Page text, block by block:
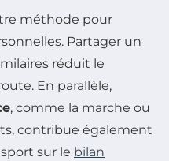
méthode pour
Partager un
réduit le
En parallèle,
, comme la marche ou
contribue également
sur le bilan